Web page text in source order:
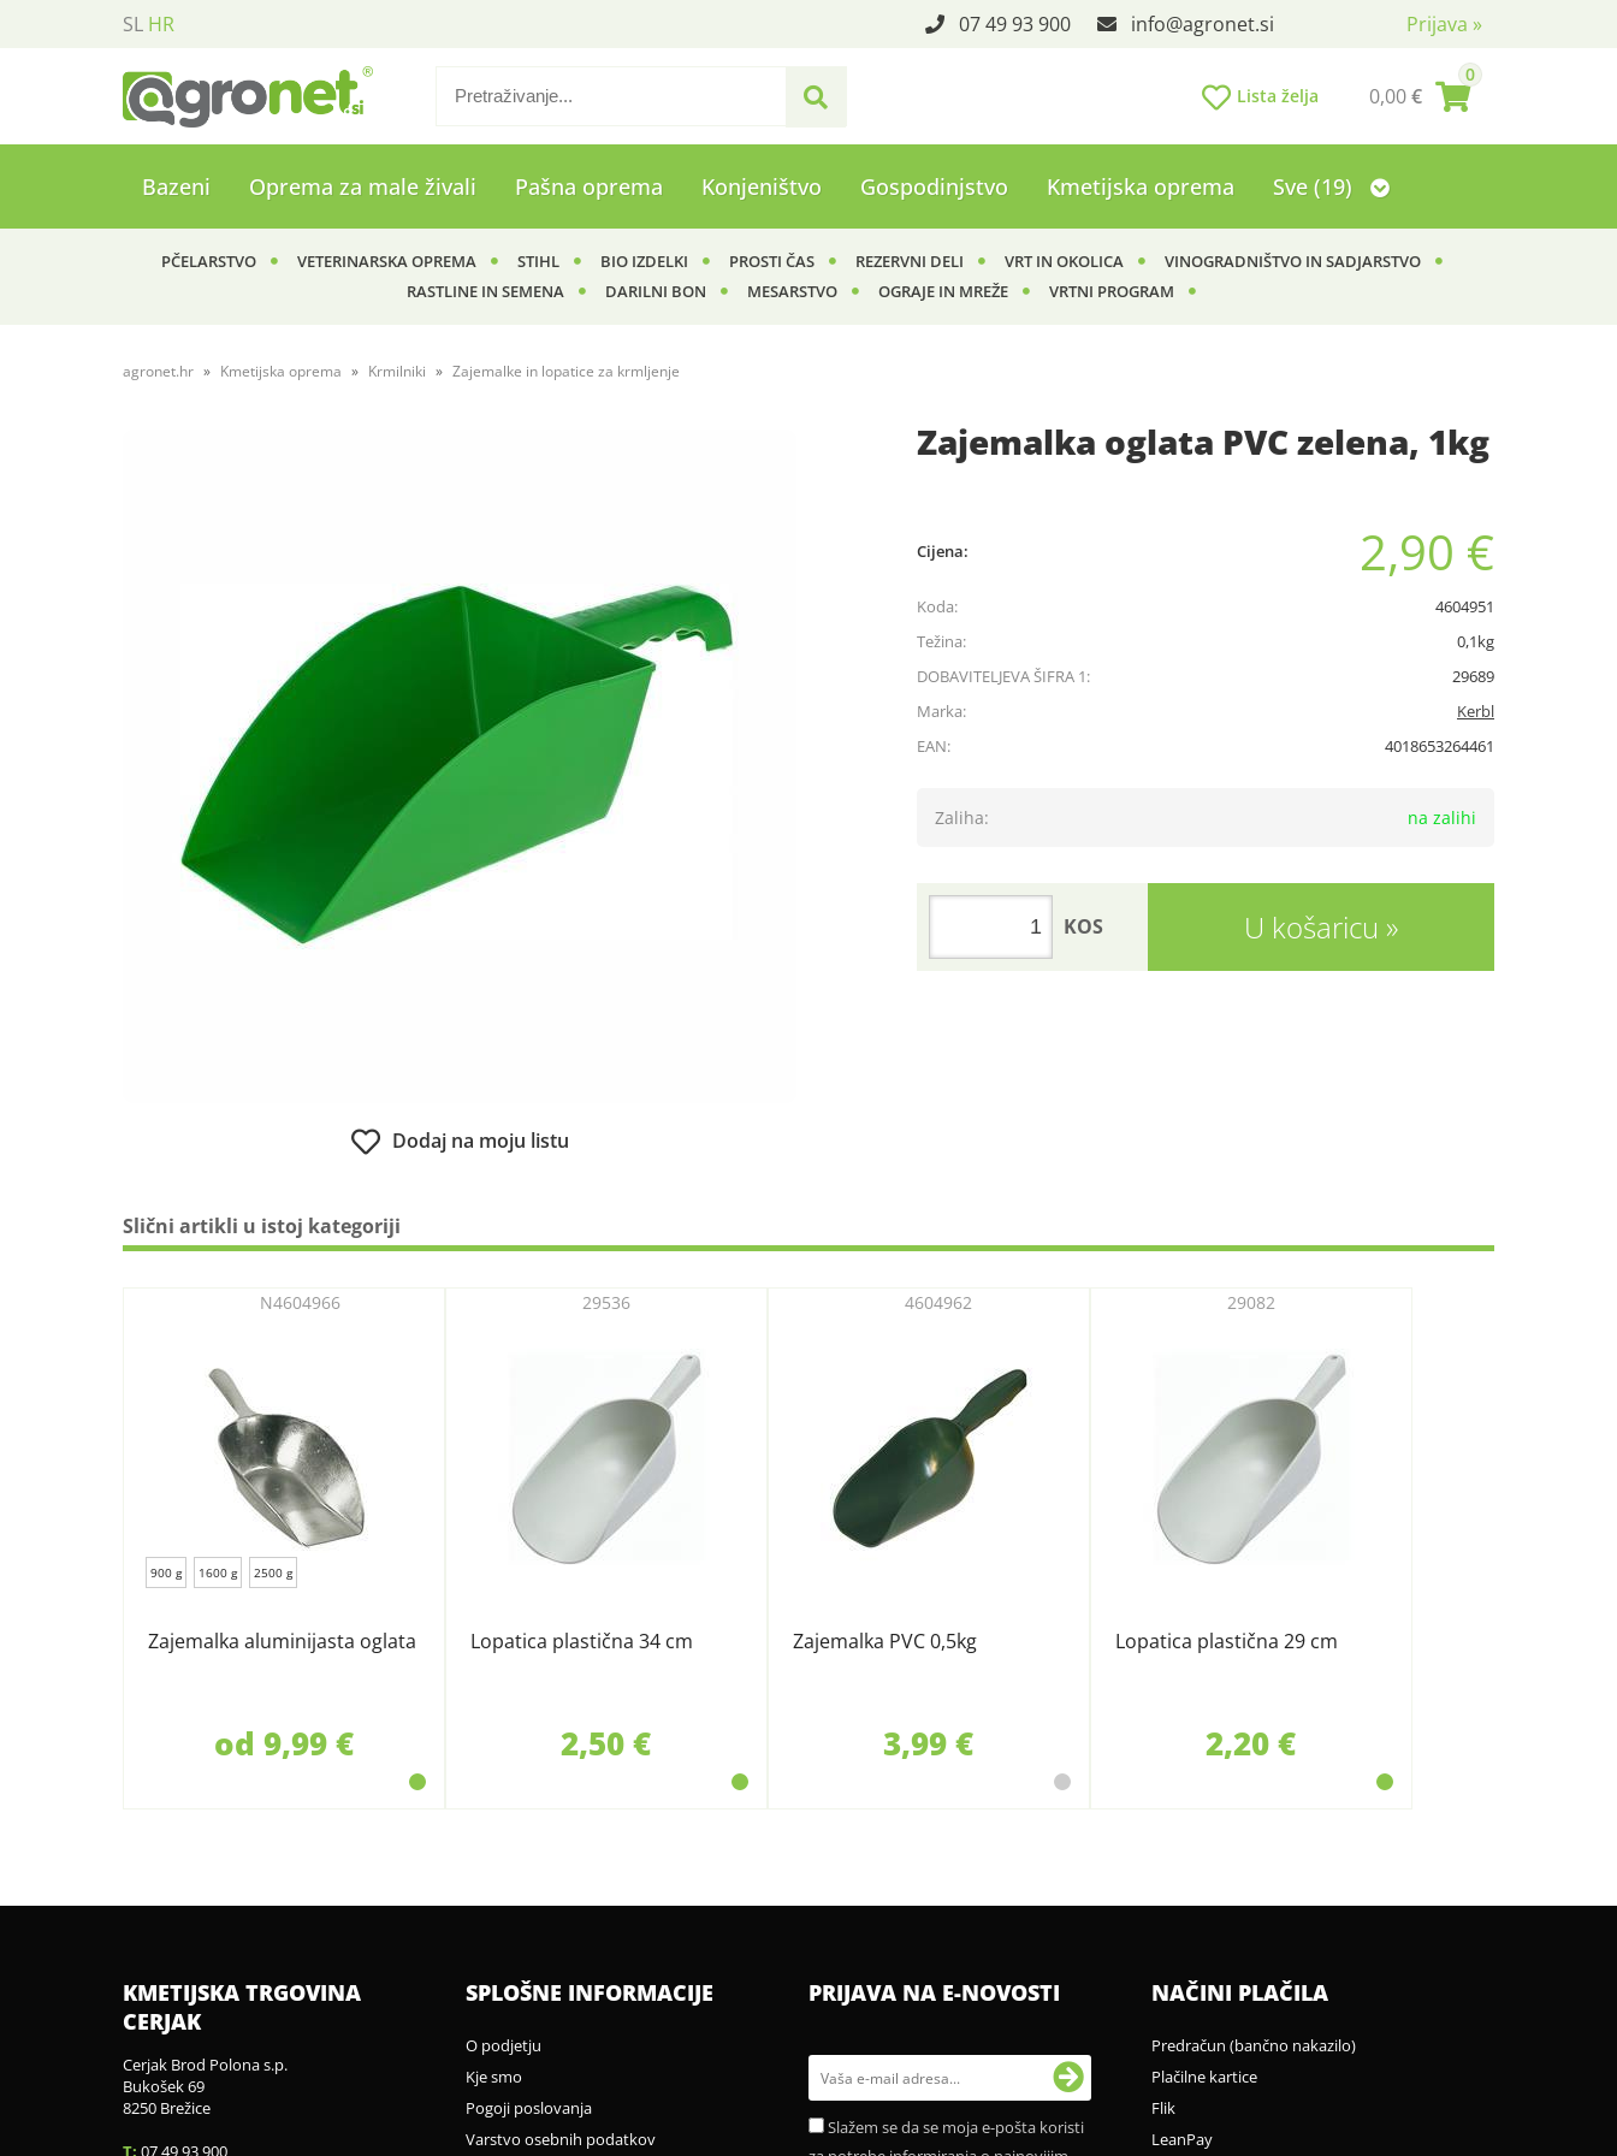
SL HR Prijava »
07 49 93 900 info agronet.si
0
0,00€
Lista želja
Bazeni Oprema za male živali Pašna oprema Konjeništvo Gospodinjstvo Kmetijska oprema Sve (19)
PČELARSTVO VETERINARSKA OPREMA STIHL BIO IZDELKI PROSTI ČAS REZERVNI DELI VRT IN OKOLICA
VINOGRADNIŠTVO IN SADJARSTVO
RASTLINE IN SEMENA
DARILNI BON MESARSTVO OGRAJE IN MREŽE VRTNI PROGRAM
agronet.hr Kmetijska oprema Krmilniki Zajemalke in lopatice za krmljenje
Zajemalka oglata PVC zelena, 1kg
Dodaj na moju listu
Cijena: 2,90 €
Koda:
4604951
Težina:
0,1kg
DOBAVITELJEVA ŠIFRA 1:
29689
Marka:
Kerbl
EAN:
4018653264461
Zaliha: na zalihi
U košaricu
KOS
Slični artikli u istoj kategoriji
900 g 1600 g 2500 g
Zajemalka aluminijasta oglata
N4604966
od 9,99 €
Lopatica plastična 34 cm
29536
2,50 €
Zajemalka PVC 0,5kg
4604962
3,99 €
Lopatica plastična 29 cm
29082
2,20 €
KMETIJSKA TRGOVINA
CERJAK
Cerjak Brod Polona s.p.
Bukošek 69
8250 Brežice
T: 07 49 93 900
SPLOŠNE INFORMACIJE
O podjetju
Kje smo
Pogoji poslovanja
Varstvo osebnih podatkov
PRIJAVA NA E-NOVOSTI
Slažem se da se moja e-pošta koristi
NAČINI PLAČILA
Predračun (bančno nakazilo)
Plačilne kartice
Flik
LeanPay